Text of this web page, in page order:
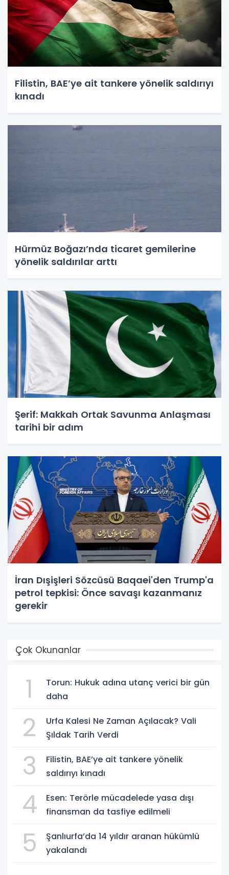
Filistin, BAE’ye ait tankere yönelik saldırıyı
kınadı
Hürmüz Boğazı’nda ticaret gemilerine
yönelik saldırılar arttı
Şerif: Makkah Ortak Savunma Anlaşması
tarihi bir adım
İran Dışişleri Sözcüsü Baqaei'den Trump'a
petrol tepkisi: Önce savaşı kazanmanız
gerekir
Çok Okunanlar
1
Torun: Hukuk adına utanç verici bir gün
daha
2
Urfa Kalesi Ne Zaman Açılacak? Vali
Şıldak Tarih Verdi
3
Filistin, BAE’ye ait tankere yönelik
saldırıyı kınadı
4
Esen: Terörle mücadelede yasa dışı
finansman da tasfiye edilmeli
5
Şanlıurfa’da 14 yıldır aranan hükümlü
yakalandı